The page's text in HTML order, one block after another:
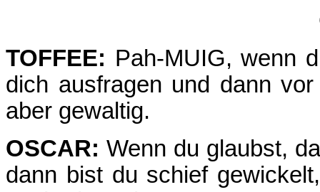
TOFFEE: Pah-MUIG, wenn
dich ausfragen und dann
aber gewaltig.
OSCAR: Wenn du glaubst,
dann bist du schief